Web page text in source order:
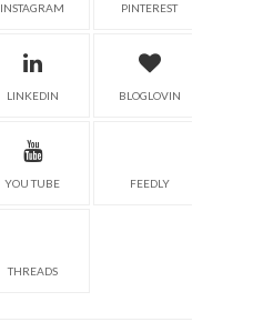
INSTAGRAM PINTEREST
LINKEDIN BLOGLOVIN
YOU TUBE FEEDLY
THREADS